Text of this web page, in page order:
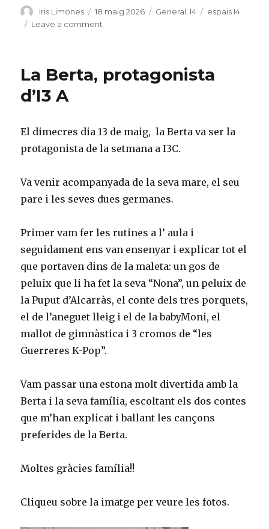
Author
Iris Limones
Posted
on
18 maig 2026 Categories
General I4 Tags
espais I4
Leave a comment
La Berta, protagonista
d’I3 A
El dimecres dia 13 de maig, la Berta va ser la
protagonista de la setmana a I3C.
Va venir acompanyada de la seva mare, el seu
pare i les seves dues germanes.
Primer vam fer les rutines a l’ aula i
seguidament ens van ensenyar i explicar tot el
que portaven dins de la maleta: un gos de
peluix que li ha fet la seva “Nona”, un peluix de
la Puput d’Alcarràs, el conte dels tres porquets,
el de l’aneguet lleig i el de la babyMoni, el
mallot de gimnàstica i 3 cromos de “les
Guerreres K-Pop”.
Vam passar una estona molt divertida amb la
Berta i la seva família, escoltant els dos contes
que m’han explicat i ballant les cançons
preferides de la Berta.
Moltes gràcies família!!
Cliqueu sobre la imatge per veure les fotos.